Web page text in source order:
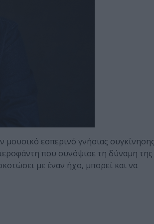
εσπερινό γνήσιας
που συνόψισε τη δύναμη της
με έναν ήχο, μπορεί και να